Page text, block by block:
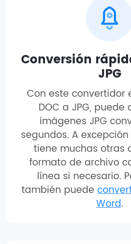
Conversión
JPG
Con este convertidor
DOC a JPG, puede
imágenes JPG
segundos. A
tiene muchas otras
formato de archivo
línea si necesario.
también puede
Word.